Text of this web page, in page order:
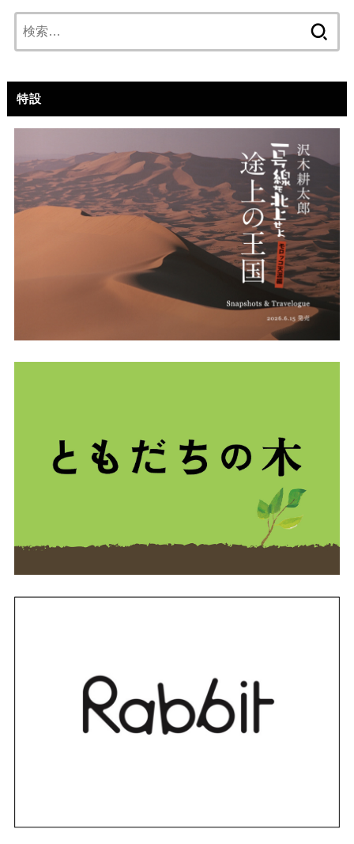
特設